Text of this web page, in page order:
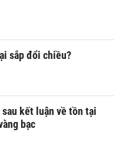
sắp đổi chiều?
kết luận về tồn tại
bạc